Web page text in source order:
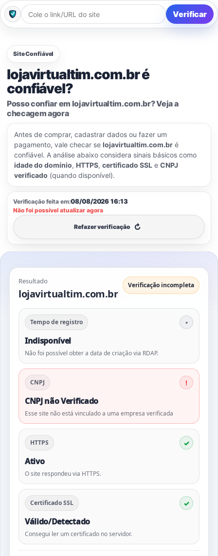
Verificar
Site Confiável
lojavirtualtim.com.br é
confiável?
Posso confiar em lojavirtualtim.com.br? Veja a
checagem agora
Antes de comprar, cadastrar dados ou fazer um
pagamento, vale checar se lojavirtualtim.com.br é
confiável. A análise abaixo considera sinais básicos como
idade do domínio, HTTPS, certificado SSL e CNPJ
verificado (quando disponível).
Verificação feita em:08/08/2026 16:13
Não foi possível atualizar agora
Refazer verificação ↻
Resultado
lojavirtualtim.com.br
Verificação incompleta
Tempo de registro
Indisponível
Não foi possível obter a data de criação via RDAP.
CNPJ
CNPJ não Verificado
Esse site não está vinculado a uma empresa verificada
HTTPS
Ativo
O site respondeu via HTTPS.
Certificado SSL
Válido/Detectado
Consegui ler um certificado no servidor.